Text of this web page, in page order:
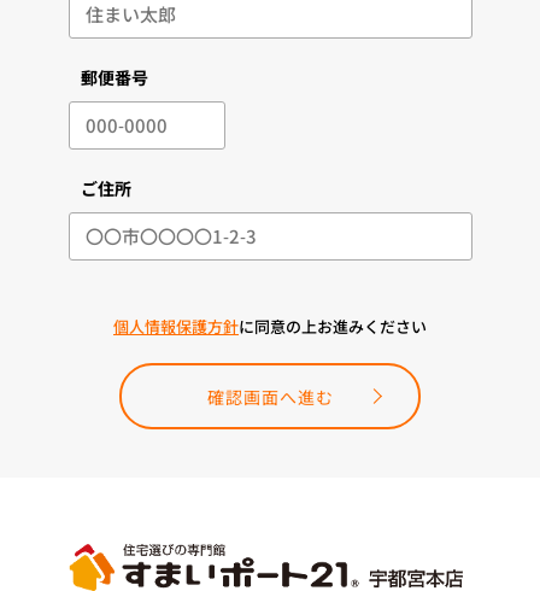
郵便番号
ご住所
個人情報保護方針に同意の上お進みください
確認画面へ進む